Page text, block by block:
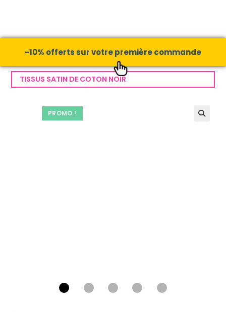
-10% offerts sur votre première commande
PROMO !
TISSUS SATIN DE COTON NOIR